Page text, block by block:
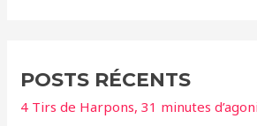
r
c
POSTS RÉCENTS
4 Tirs de Harpons, 31 minutes